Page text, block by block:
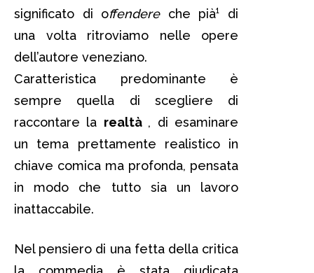
significato di offendereche pià¹ di
una volta ritroviamo nelle opere
dell’autore veneziano.
Caratteristica predominante è
sempre quella di scegliere di
raccontare la realtà , di esaminare
un tema prettamente realistico in
chiave comica ma profonda, pensata
in modo che tutto sia un lavoro
inattaccabile.
Nel pensiero di una fetta della critica